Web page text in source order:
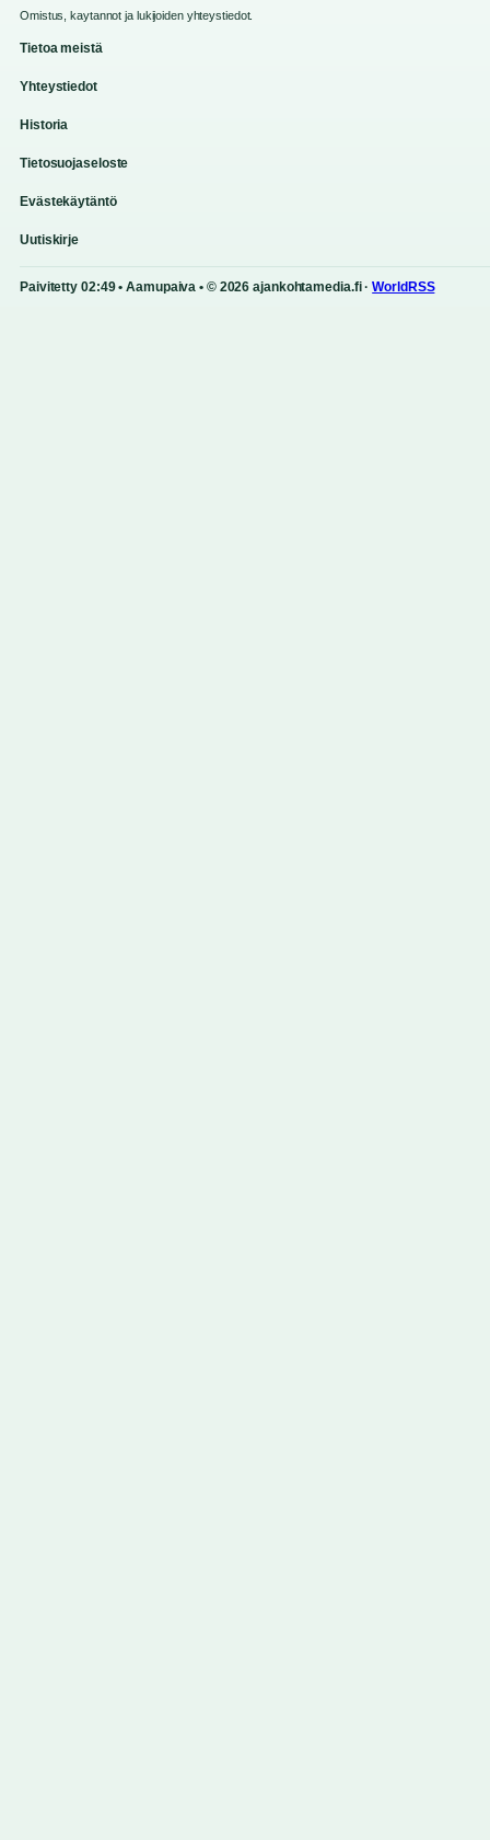
Omistus, kaytannot ja lukijoiden yhteystiedot.
Tietoa meistä
Yhteystiedot
Historia
Tietosuojaseloste
Evästekäytäntö
Uutiskirje
Paivitetty 02:49 • Aamupaiva • © 2026 ajankohtamedia.fi ·WorldRSS